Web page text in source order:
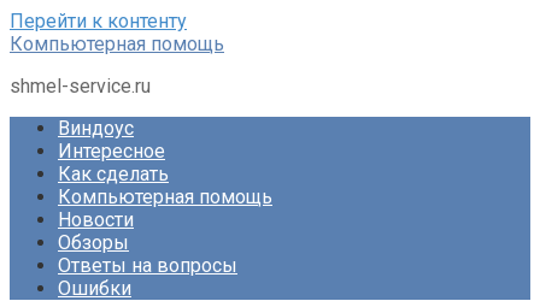
Перейти к контенту
Компьютерная помощь
shmel-service.ru
Виндоус
Интересное
Как сделать
Компьютерная помощь
Новости
Обзоры
Ответы на вопросы
Ошибки